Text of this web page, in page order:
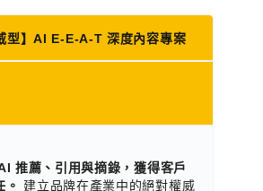
型】AI E-E-A-T 深度內容專案
推薦、引用與摘錄，獲得客戶
。
建立品牌在產業中的絕對權威